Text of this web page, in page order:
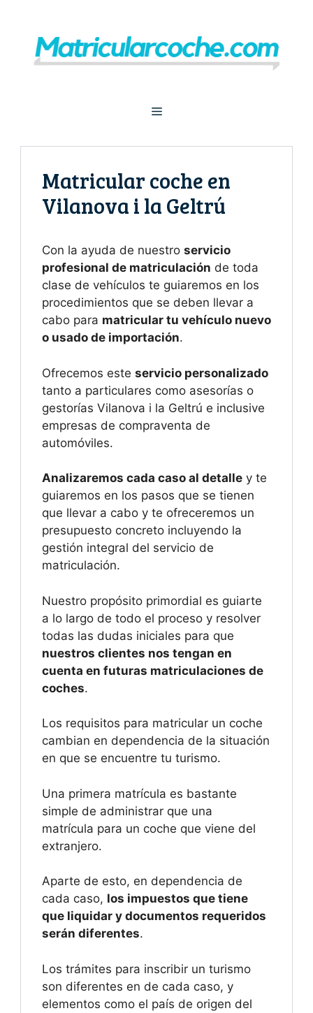
contenido
Menú
Matricular coche en
Vilanova i la Geltrú
Con la ayuda de nuestro servicio
profesional de matriculación de toda
clase de vehículos te guiaremos en los
procedimientos que se deben llevar a
cabo para matricular tu vehículo nuevo
o usado de importación.
Ofrecemos este servicio personalizado
tanto a particulares como asesorías o
gestorías Vilanova i la Geltrú e inclusive
empresas de compraventa de
automóviles.
Analizaremos cada caso al detalle y te
guiaremos en los pasos que se tienen
que llevar a cabo y te ofreceremos un
presupuesto concreto incluyendo la
gestión integral del servicio de
matriculación.
Nuestro propósito primordial es guiarte
a lo largo de todo el proceso y resolver
todas las dudas iniciales para que
nuestros clientes nos tengan en
cuenta en futuras matriculaciones de
coches.
Los requisitos para matricular un coche
cambian en dependencia de la situación
en que se encuentre tu turismo.
Una primera matrícula es bastante
simple de administrar que una
matrícula para un coche que viene del
extranjero.
Aparte de esto, en dependencia de
cada caso, los impuestos que tiene
que liquidar y documentos requeridos
serán diferentes.
Los trámites para inscribir un turismo
son diferentes en de cada caso, y
elementos como el país de origen del